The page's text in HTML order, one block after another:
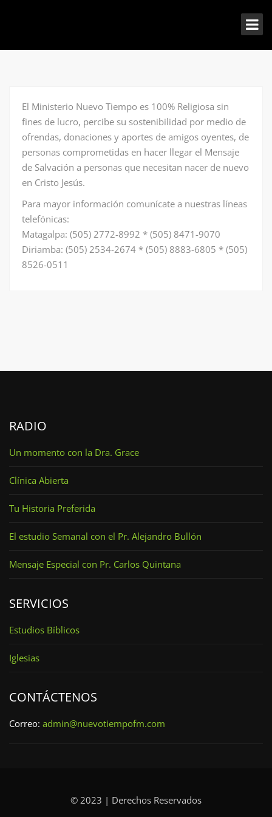
El Ministerio Nuevo Tiempo es 100% Religiosa sin
fines de lucro, percibe su sostenibilidad por medio de
ofrendas, donaciones y aportes de amigos oyentes, de
personas comprometidas en hacer llegar el Mensaje
de Salvación a personas que necesitan nacer de nuevo
en Cristo Jesús.
Para mayor información comunícate a nuestras líneas
telefónicas:
Matagalpa: (505) 2772-8992 * (505) 8471-9070
Diriamba: (505) 2534-2674 * (505) 8883-6805 * (505)
8526-0511
RADIO
Un momento con la Dra. Grace
Clínica Abierta
Tu Historia Preferida
El estudio Semanal con el Pr. Alejandro Bullón
Mensaje Especial con Pr. Carlos Quintana
SERVICIOS
Estudios Bíblicos
Iglesias
CONTÁCTENOS
Correo: admin@nuevotiempofm.com
© 2023 | Derechos Reservados